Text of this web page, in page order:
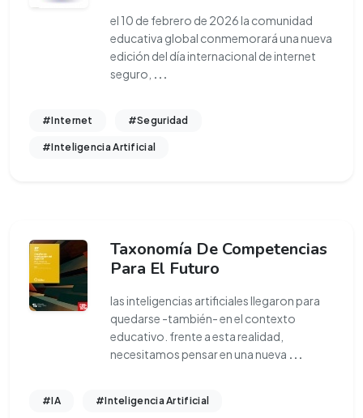
el 10 de febrero de 2026 la comunidad
educativa global conmemorará una nueva
edición del día internacional de internet
seguro, ...
#Internet #Seguridad
#Inteligencia Artificial
Taxonomía De Competencias
Para El Futuro
las inteligencias artificiales llegaron para
quedarse -también- en el contexto
educativo. frente a esta realidad,
necesitamos pensar en una nueva ...
#IA #Inteligencia Artificial